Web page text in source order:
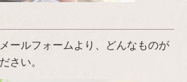
ールフォームより、どんなものが
さい。